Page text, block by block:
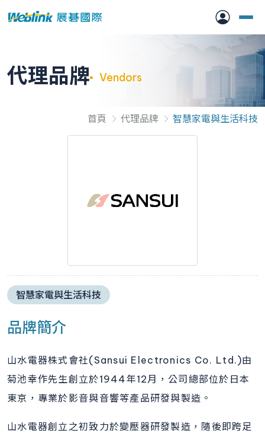
代理品牌 Vendors
首頁 代理品牌 智慧家電與生活科技
智慧家電與生活科技
品牌簡介
山水電器株式會社(Sansui Electronics Co. Ltd.)由
菊池幸作先生創立於1944年12月，公司總部位於日本
東京，專業於影音與音響等產品研發與製造。
山水電器創立之初致力於變壓器研發製造，隨後即跨足